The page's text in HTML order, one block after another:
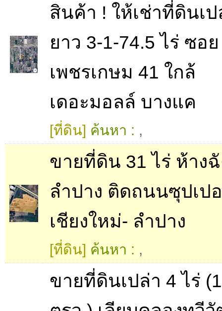
สินค้า ! ให้เช่าที่ดินเป
ยาว 3-1-74.5 ไร่ ซอย
เพชรเกษม 41 ใกล้
เดอะมอลล์ บางแค
[ที่ดิน] ค้นหา : ,
ขายที่ดิน 31 ไร่ ห้าง
ลำปาง ติดถนนซุปเป
เชียงใหม่- ลำปาง
[ที่ดิน] ค้นหา : ,
ขายที่ดินเปล่า 4 ไร่